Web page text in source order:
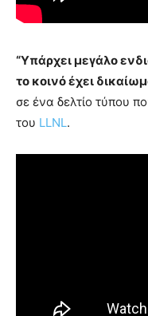
“Υπάρχει μεγάλο
το κοινό έχει
σε ένα δελτίο τύπου
του LLNL.